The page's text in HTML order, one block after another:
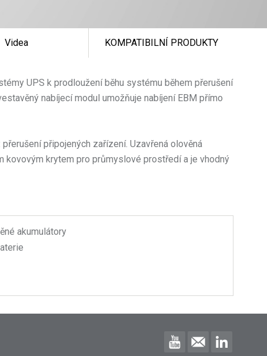
Videa KOMPATIBILNÍ PRODUKTY
UPS k prodloužení běhu systému během přerušení
nabíjecí modul umožňuje nabíjení EBM přímo
připojených zařízení. Uzavřená olověná
kovovým krytem pro průmyslové prostředí a je vhodný
akumulátory